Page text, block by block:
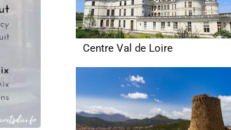
Centre Val de Loire